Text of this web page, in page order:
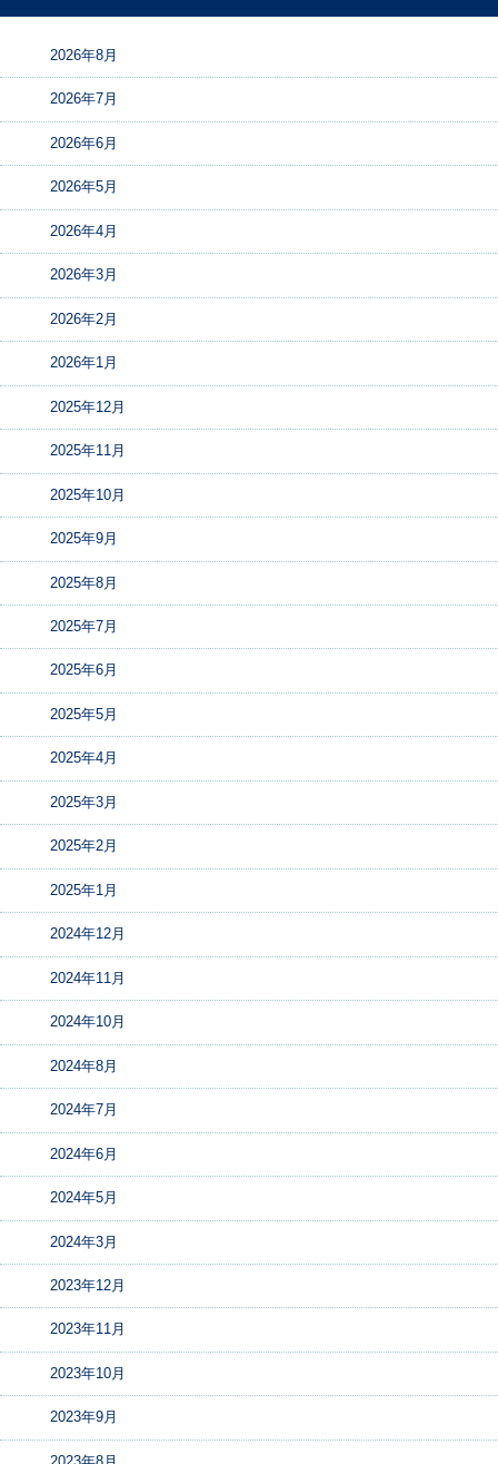
2026年8月
2026年7月
2026年6月
2026年5月
2026年4月
2026年3月
2026年2月
2026年1月
2025年12月
2025年11月
2025年10月
2025年9月
2025年8月
2025年7月
2025年6月
2025年5月
2025年4月
2025年3月
2025年2月
2025年1月
2024年12月
2024年11月
2024年10月
2024年8月
2024年7月
2024年6月
2024年5月
2024年3月
2023年12月
2023年11月
2023年10月
2023年9月